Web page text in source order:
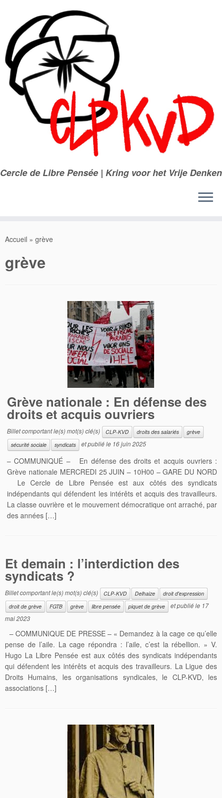
contenu
Cercle de Libre Pensée | Kring voor het Vrije Denken
Accueil » grève
grève
Grève nationale : En défense des
droits et acquis ouvriers
Billet comportant le(s) mot(s) clé(s) CLP-KVD droits des salariés
grève
sécurité sociale
syndicats et publié le 16 juin 2025
– COMMUNIQUÉ – En défense des droits et acquis ouvriers :
Grève nationale MERCREDI 25 JUIN – 10H00 – GARE DU NORD
Le Cercle de Libre Pensée est aux côtés des syndicats
indépendants qui défendent les intérêts et acquis des travailleurs.
La classe ouvrière et le mouvement démocratique ont arraché, par
des années […]
Et demain : l’interdiction des
syndicats ?
Billet comportant le(s) mot(s) clé(s) CLP-KVD Delhaize
droit d'expression
droit de grève
FGTB grève libre pensée piquet de grève et publié le 17
mai 2023
– COMMUNIQUE DE PRESSE – « Demandez à la cage ce qu’elle
pense de l’aile. La cage répondra : l’aile, c’est la rébellion. » V.
Hugo La Libre Pensée est aux côtés des syndicats indépendants
qui défendent les intérêts et acquis des travailleurs. La Ligue des
Droits Humains, les organisations syndicales, le CLP-KVD, les
associations […]